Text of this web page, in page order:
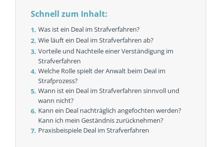
Schnell zum Inhalt:
Was ist ein Deal im Strafverfahren?
Wie läuft ein Deal im Strafverfahren ab?
Vorteile und Nachteile einer Verständigung im
Strafverfahren
Welche Rolle spielt der Anwalt beim Deal im
Strafprozess?
Wann ist ein Deal im Strafverfahren sinnvoll und
wann nicht?
Kann ein Deal nachträglich angefochten werden?
Kann ich mein Geständnis zurücknehmen?
Praxisbeispiele Deal im Strafverfahren